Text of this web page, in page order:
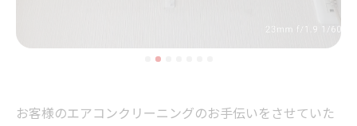
お客様のエアコンクリーニングのお手伝いをさせていた